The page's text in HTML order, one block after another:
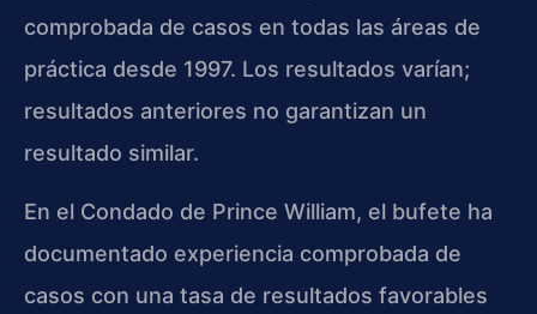
comprobada de casos en todas las áreas de
práctica desde 1997. Los resultados varían;
resultados anteriores no garantizan un
resultado similar.
En el Condado de Prince William, el bufete ha
documentado experiencia comprobada de
casos con una tasa de resultados favorables